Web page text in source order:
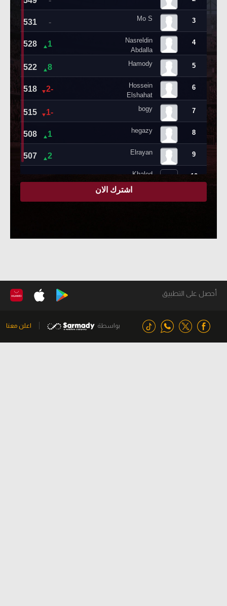
أحصل على التطبيق
بواسطة اعلن معنا